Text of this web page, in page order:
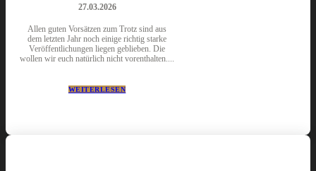
27.03.2026
Allen guten Vorsätzen zum Trotz sind aus
dem letzten Jahr noch einige richtig starke
Veröffentlichungen liegen geblieben. Die
wollen wir euch natürlich nicht vorenthalten....
WEITERLESEN